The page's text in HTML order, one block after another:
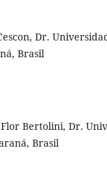
Dr.
Brasil
Flor Bertolini, Dr.
Brasil